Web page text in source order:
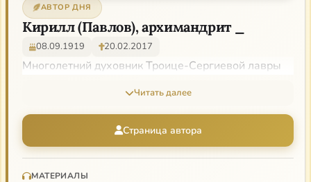
АВТОР ДНЯ
Кирилл (Павлов), архимандрит _
08.09.1919 20.02.2017
Многолетний духовник Троице-Сергиевой лавры
Читать далее
Страница автора
МАТЕРИАЛЫ